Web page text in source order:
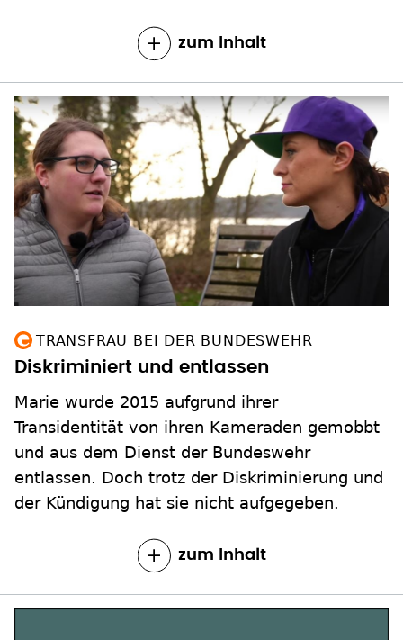
zum Inhalt
TRANSFRAU BEI DER BUNDESWEHR
Diskriminiert und entlassen
Marie wurde 2015 aufgrund ihrer
Transidentität von ihren Kameraden gemobbt
und aus dem Dienst der Bundeswehr
entlassen. Doch trotz der Diskriminierung und
der Kündigung hat sie nicht aufgegeben.
zum Inhalt